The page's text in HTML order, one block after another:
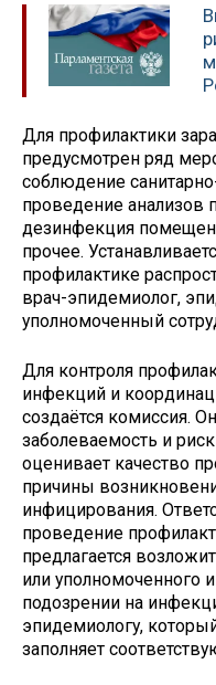
Для профилактики
предусмотрен ряд
соблюдение
проведение анализов
дезинфекция
прочее.
профилактике
врач-эпидемиолог,
уполномоченный
Для контроля
инфекций и
создаётся комиссия.
заболеваемость и
оценивает качество
причины
инфицирования.
проведение
предлагается
или уполномоченного
подозрении на
эпидемиологу,
заполняет